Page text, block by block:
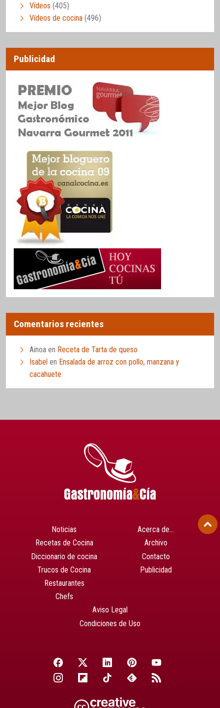
Vídeos (405)
Vídeos de cocina (496)
Publicidad
Comentarios recientes
Ainoa en Receta de Tarta de queso
Isabel en Ensalada de arroz con pollo, manzana y
cacahuete
Noticias
Recetas de Cocina
Diccionario de cocina
Trucos de Cocina
Restaurantes
Chefs
Acerca de…
Archivo
Contacto
Publicidad
Aviso Legal
Condiciones de Uso